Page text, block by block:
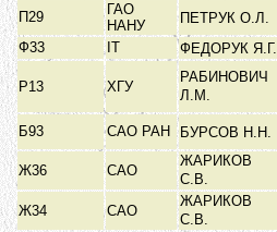
П29
ГАО
НАНУ
ПЕТРУК О.Л.
Ф33
ІТ ФЕДОРУК Я.Г.
Р13 ХГУ
РАБИНОВИЧ
Л.М.
Б93
САО РАН БУРСОВ Н.Н.
Ж36 САО
ЖАРИКОВ
С.В.
Ж34
САО
ЖАРИКОВ
С.В.